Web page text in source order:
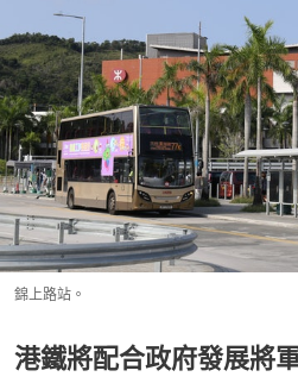
錦上路站。
港鐵將配合政府發展將